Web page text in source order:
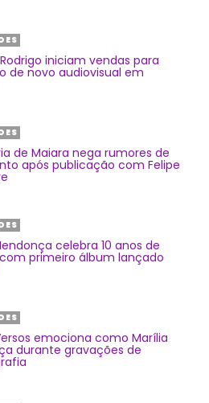
iniciam vendas para
de novo audiovisual em
de Maiara nega rumores de
após publicação com Felipe
celebra 10 anos de
primeiro álbum lançado
emociona como Marília
durante gravações de